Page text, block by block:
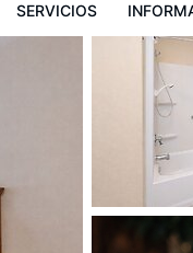
SERVICIOS